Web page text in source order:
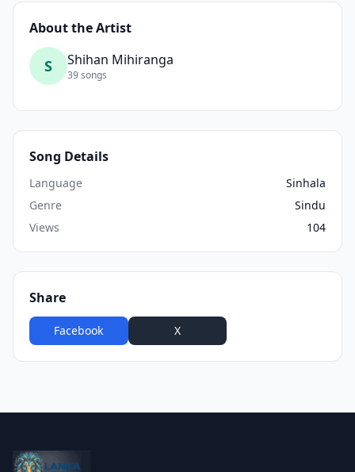
About the Artist
S Shihan Mihiranga
39 songs
Song Details
Language
Sinhala
Genre
Sindu
Views
104
Share
Facebook X